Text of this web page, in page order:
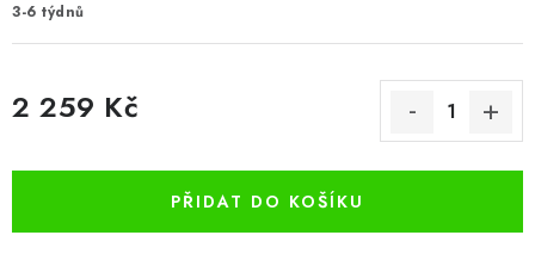
Kontakty
3-6 týdnů
2 259 Kč
PŘIDAT DO KOŠÍKU